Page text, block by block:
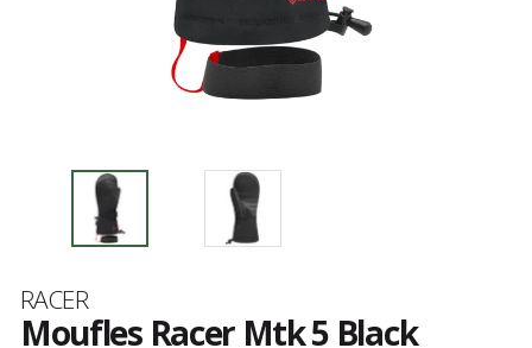
Marque
RACER
Moufles Racer Mtk 5 Black